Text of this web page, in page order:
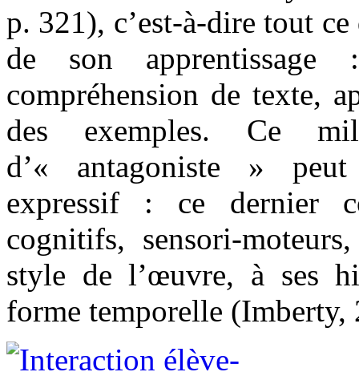
p. 321), c’est-à-dire tout
de son apprentissage :
compréhension de texte,
des exemples. Ce
d’« antagoniste »
expressif : ce dernier
cognitifs, sensori-
style de l’œuvre, à ses
forme temporelle (Imberty,